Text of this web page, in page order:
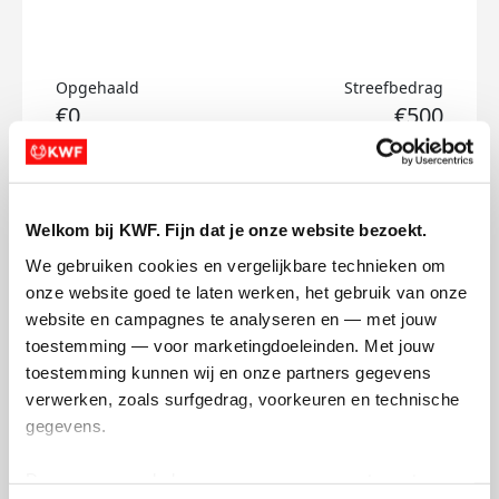
Welkom bij KWF. Fijn dat je onze website bezoekt.
We gebruiken cookies en vergelijkbare technieken om
onze website goed te laten werken, het gebruik van onze
website en campagnes te analyseren en — met jouw
toestemming — voor marketingdoeleinden. Met jouw
toestemming kunnen wij en onze partners gegevens
verwerken, zoals surfgedrag, voorkeuren en technische
gegevens.
Opgehaald
€0
Streefbedrag
€500
Doneer
Jeroen's badges